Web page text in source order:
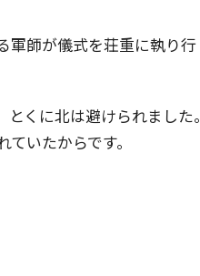
軍師が儀式を荘重に執り行
くに北は避けられました。
いたからです。